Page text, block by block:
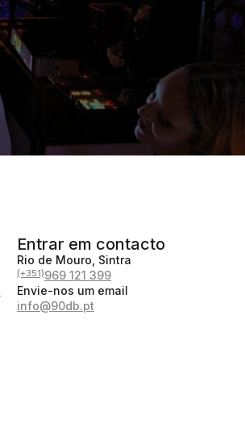
Entrar em contacto
Rio de Mouro, Sintra
(+351)969 121 399
Envie-nos um email
info@90db.pt